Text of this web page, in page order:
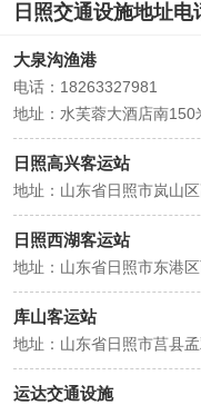
日照交通设施地址电
大泉沟渔港
电话：18263327981
地址：水芙蓉大酒店南150
日照高兴客运站
地址：山东省日照市岚山
日照西湖客运站
地址：山东省日照市东港
库山客运站
地址：山东省日照市莒县
运达交通设施